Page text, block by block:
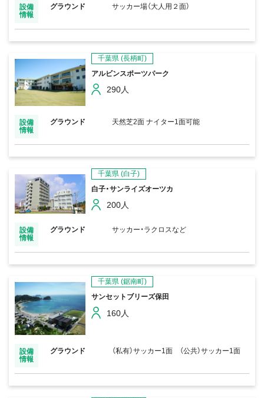
設備
情報
グラウンド サッカー場（大人用２面）
千葉県 (長柄町)
アルビンスポーツパーク
290人
設備
情報
グラウンド 天然芝2面 ナイター1面可能
千葉県 (白子)
白子・サンライズオーツカ
200人
設備
情報
グラウンド サッカー・ラクロスなど
千葉県 (鋸南町)
サンセットブリーズ保田
160人
設備
情報
グラウンド （私有）サッカー1面 （公共）サッカー1面